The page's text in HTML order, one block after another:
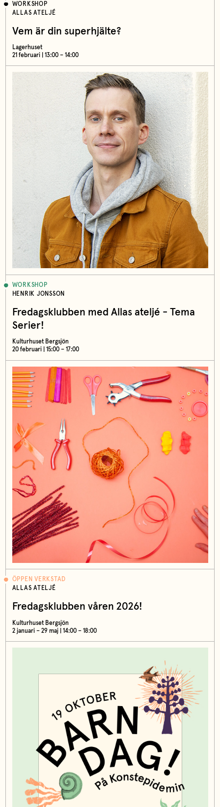
WORKSHOP
ALLAS ATELJÉ
Vem är din superhjälte?
Lagerhuset
21 februari | 13:00 – 14:00
WORKSHOP
HENRIK JONSSON
Fredagsklubben med Allas ateljé - Tema
Serier!
Kulturhuset Bergsjön
20 februari | 15:00 – 17:00
ÖPPEN VERKSTAD
ALLAS ATELJÉ
Fredagsklubben våren 2026!
Kulturhuset Bergsjön
2 januari – 29 maj | 14:00 – 18:00